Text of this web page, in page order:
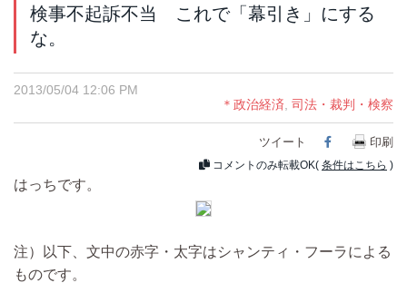
検事不起訴不当 これで「幕引き」にする
な。
2013/05/04 12:06 PM
＊政治経済 司法・裁判・検察
ツイート Facebook
印刷
コメントのみ転載OK( 条件はこちら )
はっちです。
注）以下、文中の赤字・太字はシャンティ・フーラによる
ものです。